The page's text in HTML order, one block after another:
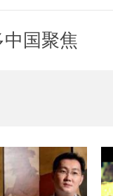
中国聚焦